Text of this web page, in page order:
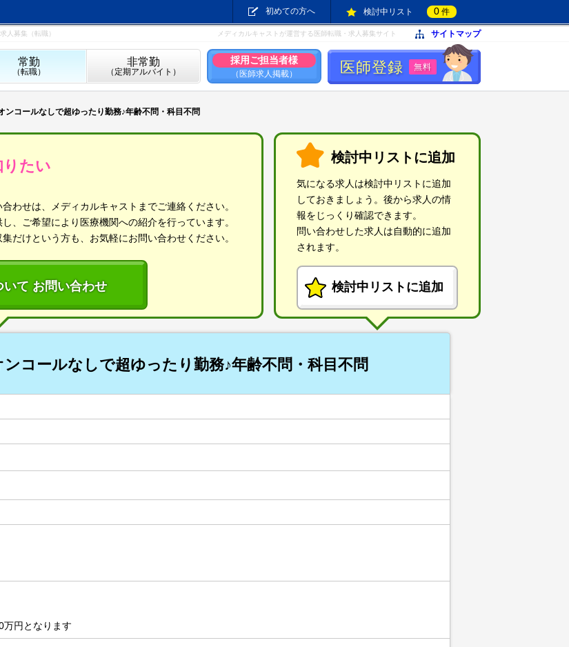
初めての方へ 検討中リスト 0 件
人募集（転職） メディカルキャストが運営する医師転職・求人募集サイト サイトマップ
常勤
（転職）
非常勤
（定期アルバイト）
採用ご担当者様
（医師求人掲載） 医師登録 無料
ンコールなしで超ゆったり勤務♪年齢不問・科目不問
たい
わせは、メディカルキャストまでご連絡ください。
、ご希望により医療機関への紹介を行っています。
だけという方も、お気軽にお問い合わせください。
て お問い合わせ
検討中リストに追加
気になる求人は検討中リストに追加
しておきましょう。後から求人の情
報をじっくり確認できます。
問い合わせした求人は自動的に追加
されます。
検討中リストに追加
コールなしで超ゆったり勤務♪年齢不問・科目不問
万円となります